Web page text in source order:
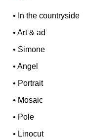
• In the countryside
•Art & ad
• Simone
•Angel
• Portrait
• Mosaic
• Pole
• Linocut